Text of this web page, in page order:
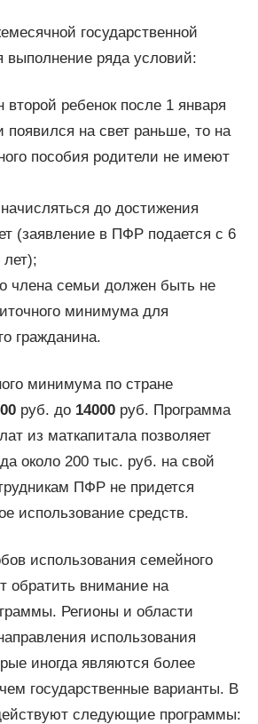
государственной
выполнение ряда условий:
второй ребенок после 1 января
появился на свет раньше, то на
пособия родители не имеют
до достижения
(заявление в ПФР подается с 6
члена семьи должен быть не
минимума для
гражданина.
минимума по стране
руб. до 14000руб. Программа
из маткапитала позволяет
около 200 тыс. руб. на свой
ПФР не придется
использование средств.
использования семейного
обратить внимание на
Регионы и области
использования
иногда являются более
государственные варианты. В
следующие программы: